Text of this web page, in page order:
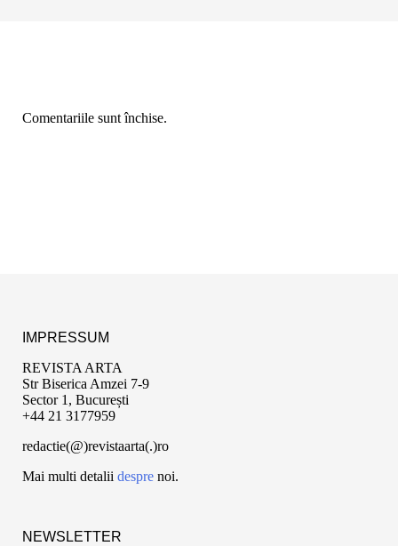
Comentariile sunt închise.
IMPRESSUM
REVISTA ARTA
Str Biserica Amzei 7-9
Sector 1, București
+44 21 3177959
redactie(@)revistaarta(.)ro
Mai multi detalii despre noi.
NEWSLETTER